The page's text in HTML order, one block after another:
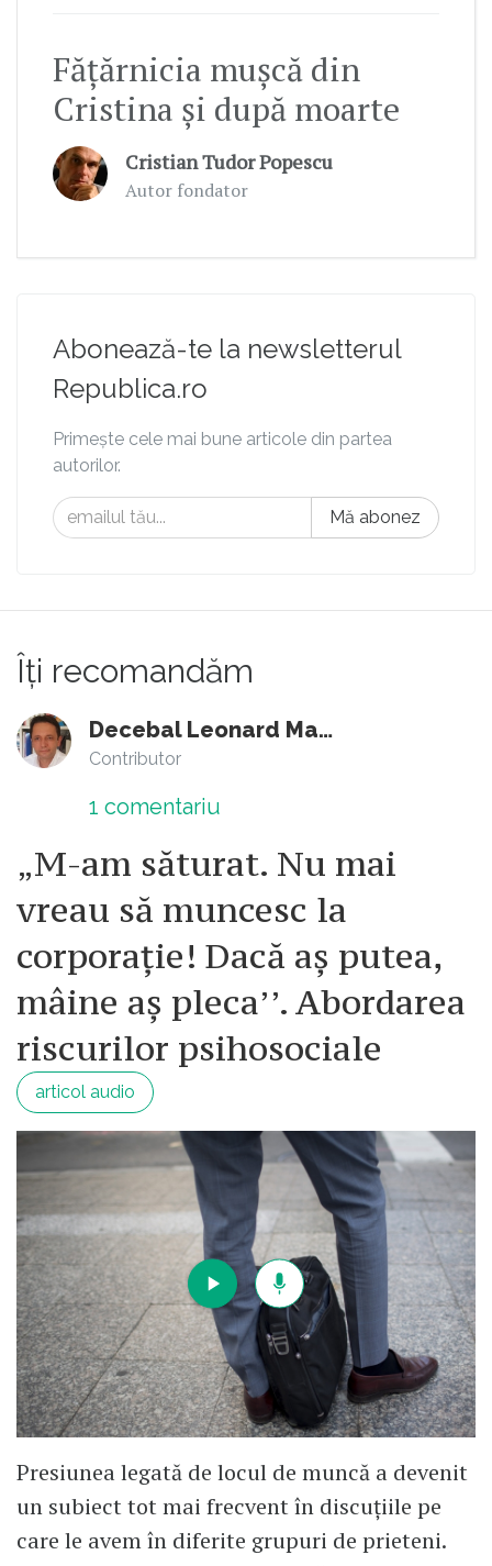
Fățărnicia mușcă din
Cristina și după moarte
Cristian Tudor Popescu
Autor fondator
Abonează-te la newsletterul
Republica.ro
Primește cele mai bune articole din partea
autorilor.
Mă abonez
Îți recomandăm
Decebal Leonard Marin
Contributor
1 comentariu
„M-am săturat. Nu mai
vreau să muncesc la
corporație! Dacă aș putea,
mâine aș pleca’’. Abordarea
riscurilor psihosociale
articol audio
Presiunea legată de locul de muncă a devenit
un subiect tot mai frecvent în discuțiile pe
care le avem în diferite grupuri de prieteni.